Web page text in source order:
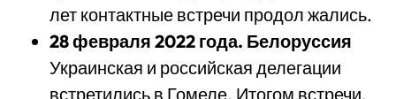
лет контактные встречи продол жались.
28февраля 2022 года. Белоруссия
Украинская и российская делегации
встретились в Гомеле. Итогом встречи,